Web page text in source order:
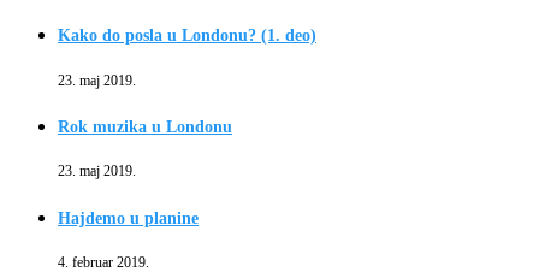
Kako do posla u Londonu? (1. deo)
23. maj 2019.
Rok muzika u Londonu
23. maj 2019.
Hajdemo u planine
4. februar 2019.